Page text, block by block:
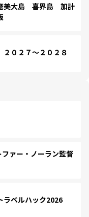
美大島 喜界島 加計
０２７～２０２８
ァー・ノーラン監督
ベルハック2026